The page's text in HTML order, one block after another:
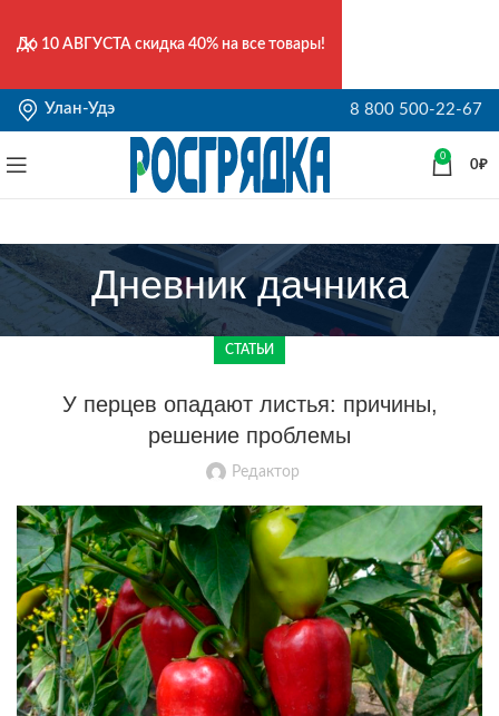
Улан-Удэ 8 800 500-22-67
0
0₽
Дневник дачника
СТАТЬИ
У перцев опадают листья: причины,
решение проблемы
Редактор
До 10 АВГУСТА скидка 40% на все товары!